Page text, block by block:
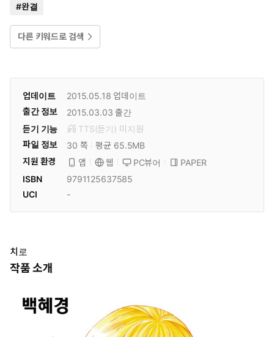
#완결
다른 키워드로 검색
업데이트 2015.05.18 업데이트
출간 정보
2015.03.03 출간
듣기 기능
TTS(듣기) 미 지원
파일 정보
30 쪽
평균 65.5MB
지원 환경
앱 웹 PC뷰어
PAPER
ISBN
9791125637585
UCI
-
치로
작품 소개